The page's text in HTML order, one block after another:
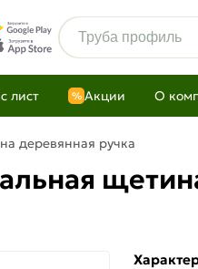
лист % Акции О
деревянная ручка